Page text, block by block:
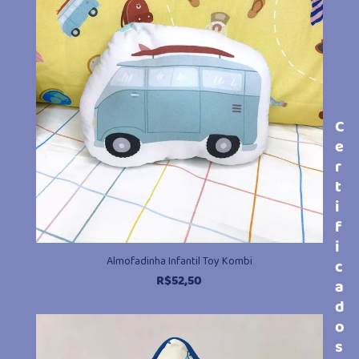
Almofadinha Infantil Toy Kombi
R$52,50
C
e
r
t
i
f
i
c
a
d
o
s